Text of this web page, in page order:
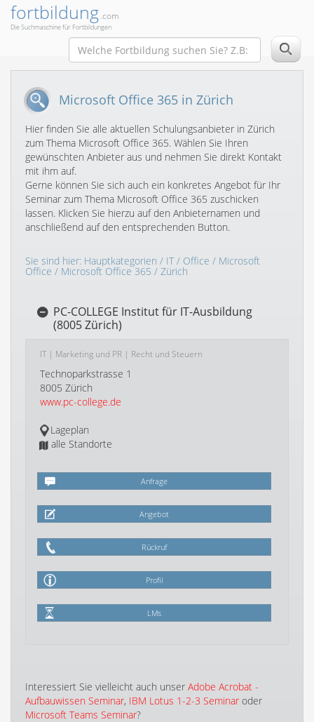
fortbildung.com
Die Suchmaschine für Fortbildungen
Microsoft Office 365 in Zürich
Hier finden Sie alle aktuellen Schulungsanbieter in Zürich
zum Thema Microsoft Office 365. Wählen Sie Ihren
gewünschten Anbieter aus und nehmen Sie direkt Kontakt
mit ihm auf.
Gerne können Sie sich auch ein konkretes Angebot für Ihr
Seminar zum Thema Microsoft Office 365 zuschicken
lassen. Klicken Sie hierzu auf den Anbieternamen und
anschließend auf den entsprechenden Button.
Sie sind hier: Hauptkategorien / IT/ Office / Microsoft
Office / Microsoft Office 365 / Zürich
PC-COLLEGE Institut für IT-Ausbildung
(8005 Zürich)
IT | Marketing und PR | Recht und Steuern
Technoparkstrasse 1
8005 Zürich
www.pc-college.de
Lageplan
alle Standorte
Anfrage
Angebot
Rückruf
Profil
LMs
Interessiert Sie vielleicht auch unser Adobe Acrobat -
Aufbauwissen Seminar, IBM Lotus 1-2-3 Seminar oder
Microsoft Teams Seminar?